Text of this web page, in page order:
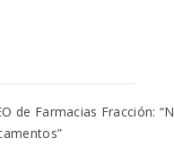
de Farmacias Fracción: